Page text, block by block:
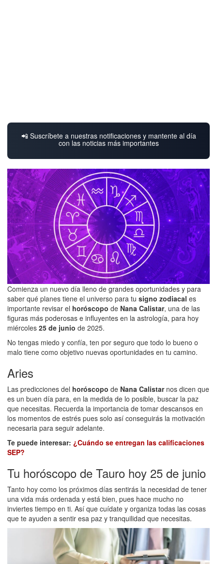
📲 Suscríbete a nuestras notificaciones y mantente al día
con las noticias más importantes
Comienza un nuevo día lleno de grandes oportunidades y para
saber qué planes tiene el universo para tu signo zodiacal es
importante revisar el horóscopo de Nana Calistar, una de las
figuras más poderosas e influyentes en la astrología, para hoy
miércoles 25 de junio de 2025.
No tengas miedo y confía, ten por seguro que todo lo bueno o
malo tiene como objetivo nuevas oportunidades en tu camino.
Aries
Las predicciones del horóscopo de Nana Calistar nos dicen que
es un buen día para, en la medida de lo posible, buscar la paz
que necesitas. Recuerda la importancia de tomar descansos en
los momentos de estrés pues solo así conseguirás la motivación
necesaria para seguir adelante.
Te puede interesar: ¿Cuándo se entregan las calificaciones
SEP?
Tu horóscopo de Tauro hoy 25 de junio
Tanto hoy como los próximos días sentirás la necesidad de tener
una vida más ordenada y está bien, pues hace mucho no
inviertes tiempo en ti. Así que cuídate y organiza todas las cosas
que te ayuden a sentir esa paz y tranquilidad que necesitas.